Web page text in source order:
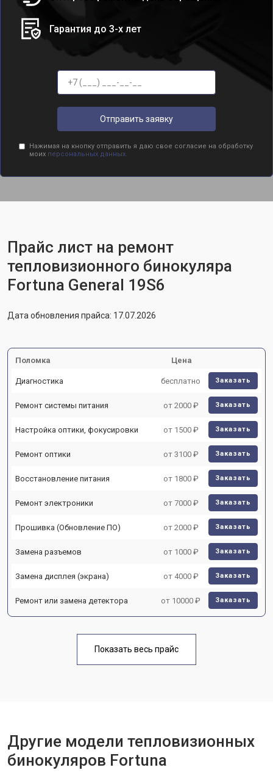
Гарантия до 3-х лет
Отправить заявку
Нажимая на кнопку отправить я даю свое согласие на обработку
моих персональных данных.
Прайс лист на ремонт
тепловизионного бинокуляра
Fortuna General 19S6
Дата обновления прайса: 17.07.2026
Поломка Цена
Диагностика бесплатно Заказать
Ремонт системы питания от 2000 ₽ Заказать
Настройка оптики, фокусировки от 1500 ₽ Заказать
Ремонт оптики от 3100 ₽ Заказать
Восстановление питания от 1800 ₽ Заказать
Ремонт электроники от 7000 ₽ Заказать
Прошивка (Обновление ПО) от 2000 ₽ Заказать
Замена разъемов от 1000 ₽ Заказать
Замена дисплея (экрана) от 4000 ₽ Заказать
Ремонт или замена детектора от 10000 ₽ Заказать
Показать весь прайс
Другие модели тепловизионных
бинокуляров Fortuna